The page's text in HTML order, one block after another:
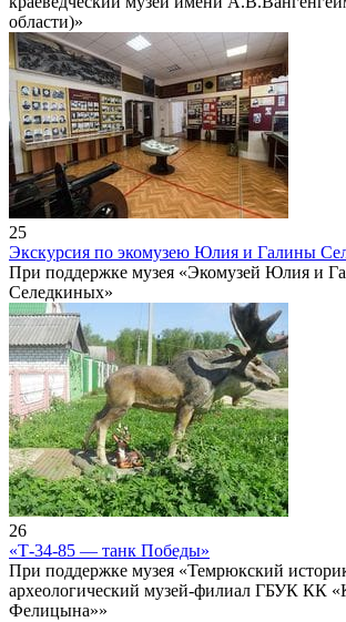
области)»
25
Экскурсия по экомузею Юлия и Галины
При поддержке музея «Экомузей Юлия и
Селедкиных»
26
«Т-34-85 — танк Победы»
При поддержке музея «Темрюкский
археологический музей-филиал ГБУК
Фелицына»»